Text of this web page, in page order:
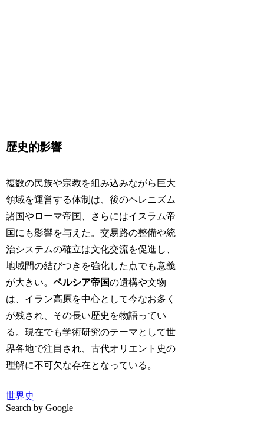
歴史的影響
複数の民族や宗教を組み込みながら巨大
領域を運営する体制は、後のヘレニズム
諸国やローマ帝国、さらにはイスラム帝
国にも影響を与えた。交易路の整備や統
治システムの確立は文化交流を促進し、
地域間の結びつきを強化した点でも意義
が大きい。ペルシア帝国の遺構や文物
は、イラン高原を中心として今なお多く
が残され、その長い歴史を物語ってい
る。現在でも学術研究のテーマとして世
界各地で注目され、古代オリエント史の
理解に不可欠な存在となっている。
世界史
Search by Google